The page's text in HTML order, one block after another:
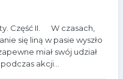
Część II. W czasach,
się liną w pasie wyszło
miał swój udział
akcji...